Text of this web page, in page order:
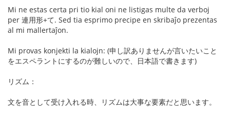
Mi ne estas certa pri tio kial oni ne listigas multe da verboj
per 連用形+て. Sed tia esprimo precipe en skribaĵo prezentas
al mi mallertaĵon.
Mi provas konjekti la kialojn: (申し訳ありませんが言いたいこと
をエスペラントにするのが難しいので、日本語で書きます)
リズム：
文を音として受け入れる時、リズムは大事な要素だと思います。